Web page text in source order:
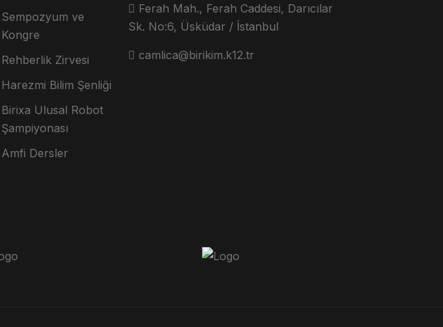
Sempozyum ve
Kongre
Rehberlik Zirvesi
Harezmi Bilim Şenliği
Birixa Ulusal Robot
Şampiyonası
Amfi Dersler
Ferah Mah., Ferah Caddesi, Darıcılar
Sk. No:6, Üsküdar / İstanbul
camlica@birikim.k12.tr